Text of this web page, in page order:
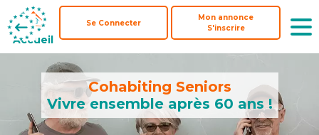
Accueil
Se Connecter
Mon annonce
S'inscrire
Accueil
Se Connecter
Mon annonce
S'inscrire
Cohabiting Seniors
Vivre ensemble après 60 ans !